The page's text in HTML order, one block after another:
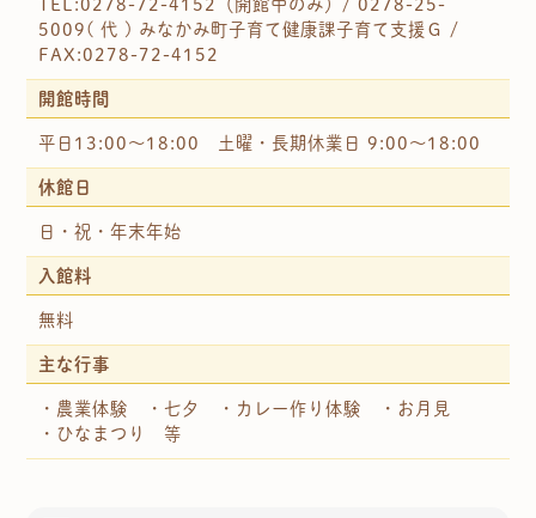
TEL:0278-72-4152（開館中のみ）/ 0278-25-
5009( 代 ) みなかみ町子育て健康課子育て支援Ｇ /
FAX:0278-72-4152
開館時間
平日13:00～18:00 土曜・長期休業日 9:00～18:00
休館日
日・祝・年末年始
入館料
無料
主な行事
・農業体験 ・七夕 ・カレー作り体験 ・お月見
・ひなまつり 等